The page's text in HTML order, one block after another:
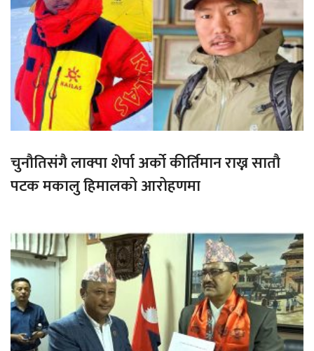
चुनौतिसंगै लाक्पा शेर्पा अर्को कीर्तिमान राख्न सातौ
पटक मकालु हिमालको आरोहणमा